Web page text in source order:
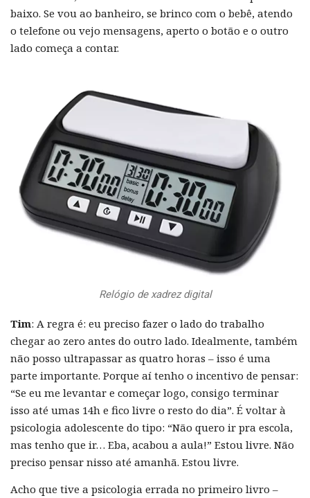
baixo. Se vou ao banheiro, se brinco com o bebê, atendo
o telefone ou vejo mensagens, aperto o botão e o outro
lado começa a contar.
Relógio de xadrez digital
Tim: A regra é: eu preciso fazer o lado do trabalho
chegar ao zero antes do outro lado. Idealmente, também
não posso ultrapassar as quatro horas – isso é uma
parte importante. Porque aí tenho o incentivo de pensar:
“Se eu me levantar e começar logo, consigo terminar
isso até umas 14h e fico livre o resto do dia”. É voltar à
psicologia adolescente do tipo: “Não quero ir pra escola,
mas tenho que ir… Eba, acabou a aula!” Estou livre. Não
preciso pensar nisso até amanhã. Estou livre.
Acho que tive a psicologia errada no primeiro livro –